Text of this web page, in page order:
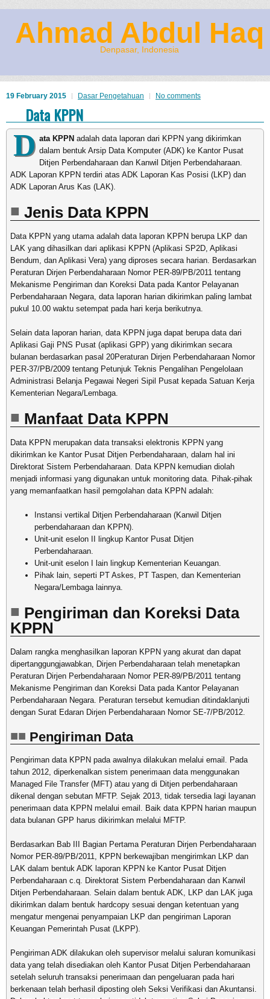
Ahmad Abdul Haq
Denpasar, Indonesia
19 February 2015 Dasar Pengetahuan No comments
Data KPPN
D ata KPPN adalah data laporan dari KPPN yang dikirimkan
dalam bentuk Arsip Data Komputer (ADK) ke Kantor Pusat
Ditjen Perbendaharaan dan Kanwil Ditjen Perbendaharaan.
ADK Laporan KPPN terdiri atas ADK Laporan Kas Posisi (LKP) dan
ADK Laporan Arus Kas (LAK).
Jenis Data KPPN
Data KPPN yang utama adalah data laporan KPPN berupa LKP dan
LAK yang dihasilkan dari aplikasi KPPN (Aplikasi SP2D, Aplikasi
Bendum, dan Aplikasi Vera) yang diproses secara harian. Berdasarkan
Peraturan Dirjen Perbendaharaan Nomor PER-89/PB/2011 tentang
Mekanisme Pengiriman dan Koreksi Data pada Kantor Pelayanan
Perbendaharaan Negara, data laporan harian dikirimkan paling lambat
pukul 10.00 waktu setempat pada hari kerja berikutnya.
Selain data laporan harian, data KPPN juga dapat berupa data dari
Aplikasi Gaji PNS Pusat (aplikasi GPP) yang dikirimkan secara
bulanan berdasarkan pasal 20Peraturan Dirjen Perbendaharaan Nomor
PER-37/PB/2009 tentang Petunjuk Teknis Pengalihan Pengelolaan
Administrasi Belanja Pegawai Negeri Sipil Pusat kepada Satuan Kerja
Kementerian Negara/Lembaga.
Manfaat Data KPPN
Data KPPN merupakan data transaksi elektronis KPPN yang
dikirimkan ke Kantor Pusat Ditjen Perbendaharaan, dalam hal ini
Direktorat Sistem Perbendaharaan. Data KPPN kemudian diolah
menjadi informasi yang digunakan untuk monitoring data. Pihak-pihak
yang memanfaatkan hasil pemgolahan data KPPN adalah:
Instansi vertikal Ditjen Perbendaharaan (Kanwil Ditjen
perbendaharaan dan KPPN).
Unit-unit eselon II lingkup Kantor Pusat Ditjen
Perbendaharaan.
Unit-unit eselon I lain lingkup Kementerian Keuangan.
Pihak lain, seperti PT Askes, PT Taspen, dan Kementerian
Negara/Lembaga lainnya.
Pengiriman dan Koreksi Data
KPPN
Dalam rangka menghasilkan laporan KPPN yang akurat dan dapat
dipertanggungjawabkan, Dirjen Perbendaharaan telah menetapkan
Peraturan Dirjen Perbendaharaan Nomor PER-89/PB/2011 tentang
Mekanisme Pengiriman dan Koreksi Data pada Kantor Pelayanan
Perbendaharaan Negara. Peraturan tersebut kemudian ditindaklanjuti
dengan Surat Edaran Dirjen Perbendaharaan Nomor SE-7/PB/2012.
Pengiriman Data
Pengiriman data KPPN pada awalnya dilakukan melalui email. Pada
tahun 2012, diperkenalkan sistem penerimaan data menggunakan
Managed File Transfer (MFT) atau yang di Ditjen perbendaharaan
dikenal dengan sebutan MFTP. Sejak 2013, tidak tersedia lagi layanan
penerimaan data KPPN melalui email. Baik data KPPN harian maupun
data bulanan GPP harus dikirimkan melalui MFTP.
Berdasarkan Bab III Bagian Pertama Peraturan Dirjen Perbendaharaan
Nomor PER-89/PB/2011, KPPN berkewajiban mengirimkan LKP dan
LAK dalam bentuk ADK laporan KPPN ke Kantor Pusat Ditjen
Perbendaharaan c.q. Direktorat Sistem Perbendaharaan dan Kanwil
Ditjen Perbendaharaan. Selain dalam bentuk ADK, LKP dan LAK juga
dikirimkan dalam bentuk hardcopy sesuai dengan ketentuan yang
mengatur mengenai penyampaian LKP dan pengiriman Laporan
Keuangan Pemerintah Pusat (LKPP).
Pengiriman ADK dilakukan oleh supervisor melalui saluran komunikasi
data yang telah disediakan oleh Kantor Pusat Ditjen Perbendaharaan
setelah seluruh transaksi penerimaan dan pengeluaran pada hari
berkenaan telah berhasil diposting oleh Seksi Verifikasi dan Akuntansi.